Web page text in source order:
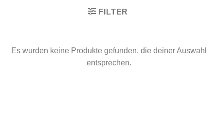
FILTER
Es wurden keine Produkte gefunden, die deiner Auswahl
entsprechen.